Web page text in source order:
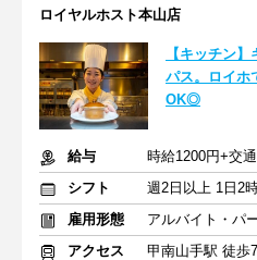
ロイヤルホスト本山店
【キッチン
パス。ロイホ
OK◎
給与
時給1200円+交
シフト
雇用形態
アルバイト・パ
アクセス
甲南山手駅 徒歩